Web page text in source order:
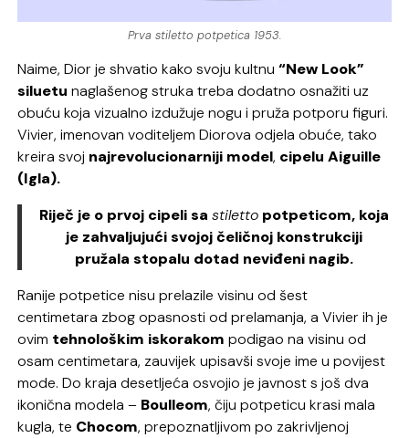
Prva stiletto potpetica 1953.
Naime, Dior je shvatio kako svoju kultnu“New Look”
siluetu naglašenog struka treba dodatno osnažiti uz
obuću koja vizualno izdužuje nogu i pruža potporu figuri.
Vivier, imenovan voditeljem Diorova odjela obuće, tako
kreira svoj najrevolucionarniji model, cipelu Aiguille
(Igla).
Riječ je o prvoj cipeli sa stiletto potpeticom, koja
je zahvaljujući svojoj čeličnoj konstrukciji
pružala stopalu dotad neviđeni nagib.
Ranije potpetice nisu prelazile visinu od šest
centimetara zbog opasnosti od prelamanja, a Vivier ih je
ovim tehnološkim iskorakom podigao na visinu od
osam centimetara, zauvijek upisavši svoje ime u povijest
mode. Do kraja desetljeća osvojio je javnost s još dva
ikonična modela – Boulleom, čiju potpeticu krasi mala
kugla, te Chocom, prepoznatljivom po zakrivljenoj